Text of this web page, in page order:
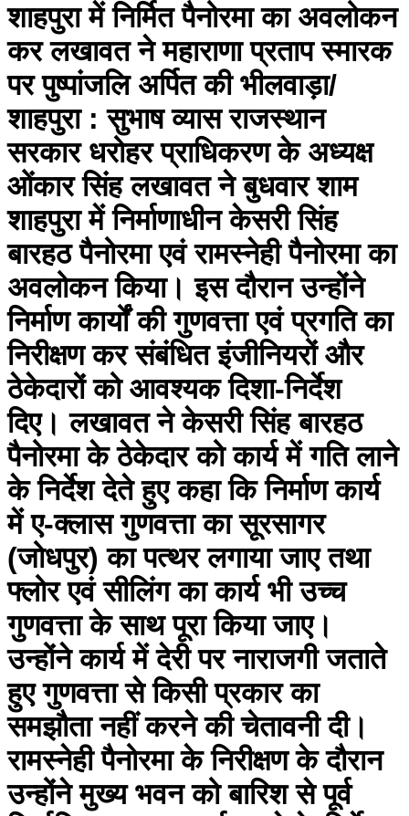
शाहपुरा में निर्मित पैनोरमा का अवलोकन
कर लखावत ने महाराणा प्रताप स्मारक
पर पुष्पांजलि अर्पित की भीलवाड़ा/
शाहपुरा : सुभाष व्यास राजस्थान
सरकार धरोहर प्राधिकरण के अध्यक्ष
ओंकार सिंह लखावत ने बुधवार शाम
शाहपुरा में निर्माणाधीन केसरी सिंह
बारहठ पैनोरमा एवं रामस्नेही पैनोरमा का
अवलोकन किया। इस दौरान उन्होंने
निर्माण कार्यों की गुणवत्ता एवं प्रगति का
निरीक्षण कर संबंधित इंजीनियरों और
ठेकेदारों को आवश्यक दिशा-निर्देश
दिए। लखावत ने केसरी सिंह बारहठ
पैनोरमा के ठेकेदार को कार्य में गति लाने
के निर्देश देते हुए कहा कि निर्माण कार्य
में ए-क्लास गुणवत्ता का सूरसागर
(जोधपुर) का पत्थर लगाया जाए तथा
फ्लोर एवं सीलिंग का कार्य भी उच्च
गुणवत्ता के साथ पूरा किया जाए।
उन्होंने कार्य में देरी पर नाराजगी जताते
हुए गुणवत्ता से किसी प्रकार का
समझौता नहीं करने की चेतावनी दी।
रामस्नेही पैनोरमा के निरीक्षण के दौरान
उन्होंने मुख्य भवन को बारिश से पूर्व